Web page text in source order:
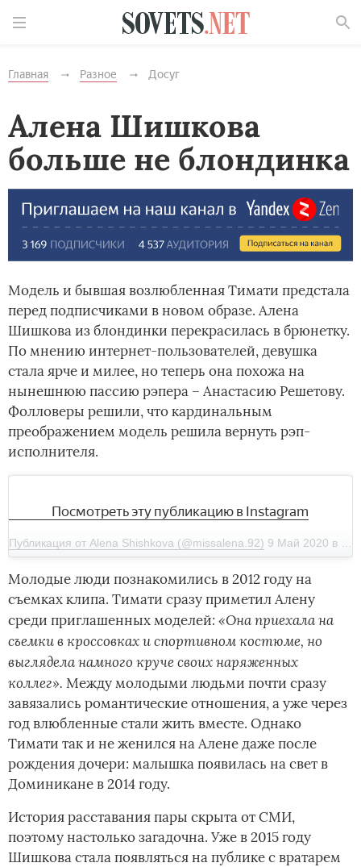
Главная Разное Досуг
Алена Шишкова
больше не блондинка
Модель и бывшая возлюбленная Тимати предстала
перед подписчиками в новом образе. Алена
Шишкова из блондинки перекрасилась в брюнетку.
По мнению интернет-пользователей, девушка
стала ярче и милее, но теперь она похожа на
нынешнюю пассию рэпера – Анастасию Решетову.
Фолловеры решили, что кардинальным
преображением модель решила вернуть рэп-
исполнителя.
Посмотреть эту публикацию в Instagram
Публикация от Alena Shishkova (@missalena.92) 9 Май 2020 в 11:37 PDT
Молодые люди познакомились в 2012 году на
съемках клипа. Тимати сразу приметил Алену
среди приглашенных моделей: «Она приехала на
съемки в кроссовках и спортивном костюме, но
выглядела намного круче своих наряженных
коллег». Между молодыми людьми почти сразу
завязались романтические отношения, а уже через
год влюбленные стали жить вместе. Однако
Тимати так и не женился на Алене даже после
рождения дочери: малышка появилась на свет в
Доминикане в 2014 году.
История расставания пары скрыта от СМИ,
поэтому настолько загадочна. Уже в 2015 году
Шишкова стала появляться на публике с вратарем